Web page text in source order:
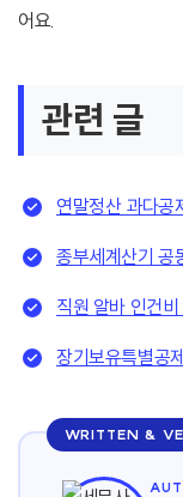
어요.
관련 글
연말정산 과다
종부세계산기 공
직원 알바 인건
장기보유특별공
WRITTEN &